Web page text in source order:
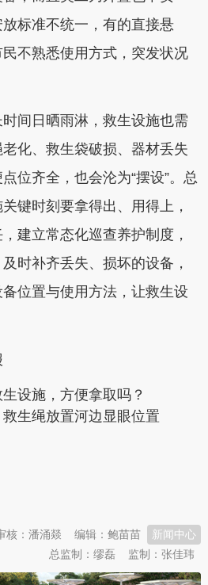
标准不统一，有的直接悬
不熟悉使用方式，突发状况
日晒雨淋，救生设施也需
化、救生袋破损、器材丢失
位齐全，也会沦为“摆设”。总
键时刻要拿得出、用得上，
建立常态化巡查养护制度，
时补齐丢失、损坏的设备，
位置与使用方法，让救生设
设施，方便拿取吗？
生绳放置河边显眼位置
新闻中心
编辑：鲍苗苗
核：潘涌燚
监制：张佳玮
总监制：缪磊